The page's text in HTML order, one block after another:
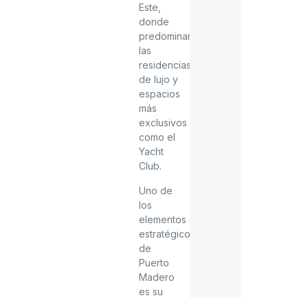
Este,
donde
predominan
las
residencias
de lujo y
espacios
más
exclusivos
como el
Yacht
Club.
Uno de
los
elementos
estratégicos
de
Puerto
Madero
es su